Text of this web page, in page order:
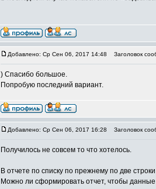
Добавлено: Ср Сен 06, 2017 14:48 Заголовок
) Спасибо большое.
Попробую последний вариант.
Добавлено: Ср Сен 06, 2017 16:28 Заголовок
Получилось не совсем то что хотелось.
В отчете по списку по прежнему по две
Можно ли сформировать отчет, чтобы